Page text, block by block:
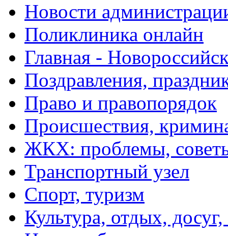
Новости
Поликлиника онлайн
Главная -
Поздравления,
Право и правопорядок
Происшествия,
ЖКХ: проблемы,
Транспортный узел
Спорт, туризм
Культура, отдых,